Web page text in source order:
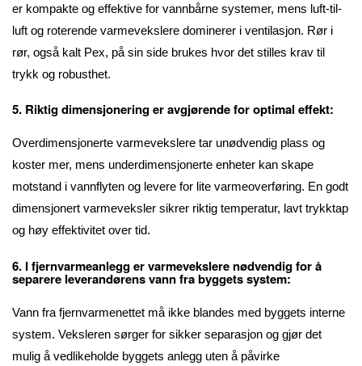
er kompakte og effektive for vannbårne systemer, mens luft-til-
luft og roterende varmevekslere dominerer i ventilasjon. Rør i
rør, også kalt Pex, på sin side brukes hvor det stilles krav til
trykk og robusthet.
5. Riktig dimensjonering er avgjørende for optimal effekt:
Overdimensjonerte varmevekslere tar unødvendig plass og
koster mer, mens underdimensjonerte enheter kan skape
motstand i vannflyten og levere for lite varmeoverføring. En godt
dimensjonert varmeveksler sikrer riktig temperatur, lavt trykktap
og høy effektivitet over tid.
6. I fjernvarmeanlegg er varmevekslere nødvendig for å
separere leverandørens vann fra byggets system:
Vann fra fjernvarmenettet må ikke blandes med byggets interne
system. Veksleren sørger for sikker separasjon og gjør det
mulig å vedlikeholde byggets anlegg uten å påvirke